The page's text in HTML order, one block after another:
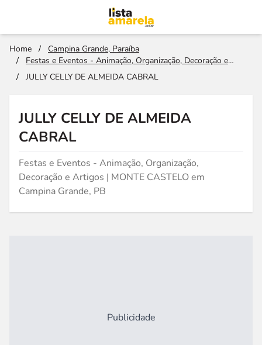
Home /
Campina Grande, Paraíba
/
Festas e Eventos - Animação, Organização, Decoração e
Artigos
/ JULLY CELLY DE ALMEIDA CABRAL
JULLY CELLY DE ALMEIDA
CABRAL
Festas e Eventos - Animação, Organização,
Decoração e Artigos | MONTE CASTELO em
Campina Grande, PB
Publicidade